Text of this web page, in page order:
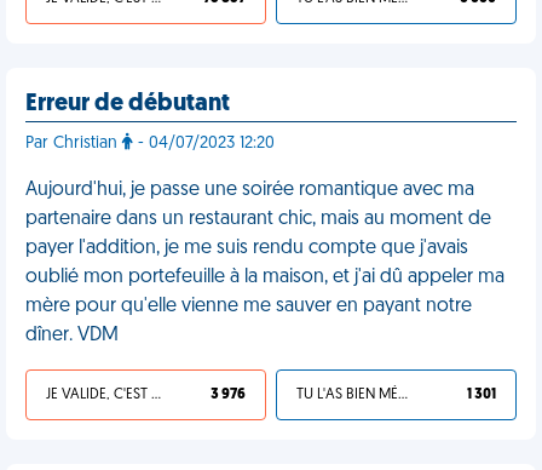
Erreur de débutant
Par Christian - 04/07/2023 12:20
Aujourd'hui, je passe une soirée romantique avec ma
partenaire dans un restaurant chic, mais au moment de
payer l'addition, je me suis rendu compte que j'avais
oublié mon portefeuille à la maison, et j'ai dû appeler ma
mère pour qu'elle vienne me sauver en payant notre
dîner. VDM
JE VALIDE, C'EST UNE VDM 3 976 TU L'AS BIEN MÉRITÉ 1 301